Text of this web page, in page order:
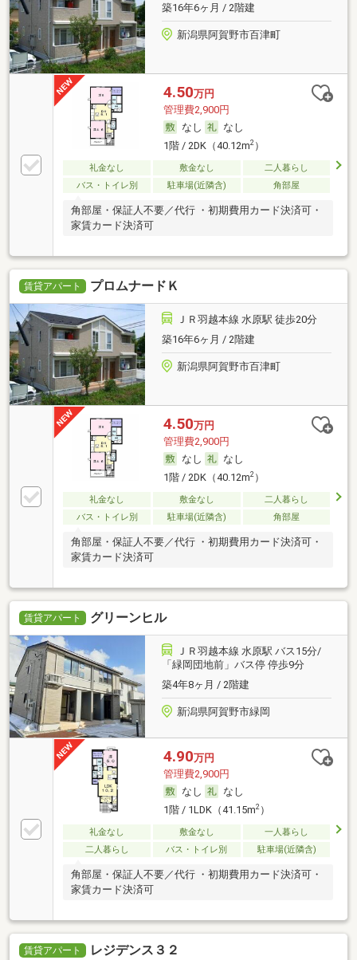
築16年6ヶ月 / 2階建
新潟県阿賀野市百津町
4.50万円
管理費2,900円
なし
なし
1階 / 2DK（40.12m2）
礼金なし 敷金なし
二人暮らし
バス・トイレ別
駐車場(近隣含) 角部屋
角部屋・保証人不要／代行 ・初期費用カード決済可・
家賃カード決済可
賃貸アパート プロムナードＫ
ＪＲ羽越本線 水原駅 徒歩20分
築16年6ヶ月 / 2階建
新潟県阿賀野市百津町
4.50万円
管理費2,900円
なし
なし
1階 / 2DK（40.12m2）
礼金なし 敷金なし
二人暮らし
バス・トイレ別
駐車場(近隣含) 角部屋
角部屋・保証人不要／代行 ・初期費用カード決済可・
家賃カード決済可
賃貸アパート グリーンヒル
ＪＲ羽越本線 水原駅 バス15分/
「緑岡団地前」バス停 停歩9分
築4年8ヶ月 / 2階建
新潟県阿賀野市緑岡
4.90万円
管理費2,900円
なし
なし
1階 / 1LDK（41.15m2）
礼金なし 敷金なし
一人暮らし
二人暮らし
バス・トイレ別 駐車場(近隣含)
角部屋・保証人不要／代行 ・初期費用カード決済可・
家賃カード決済可
賃貸アパート レジデンス３２